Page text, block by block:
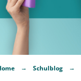
→ Schulblog →